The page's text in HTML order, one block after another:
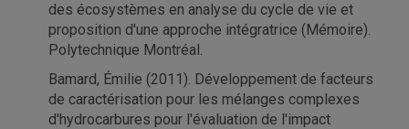
des écosystèmes en analyse du cycle de vie et
proposition d'une approche intégratrice (Mémoire).
Polytechnique Montréal.
Bamard, Émilie (2011). Développement de facteurs
de caractérisation pour les mélanges complexes
d'hydrocarbures pour l'évaluation de l'impact